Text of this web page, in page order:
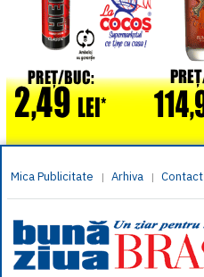
Mica Publicitate | Arhiva | Contact